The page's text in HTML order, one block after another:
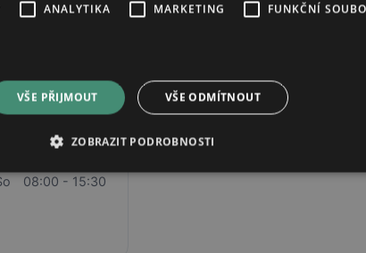
Po
08:00 - 18:30
08:00 - 18:30
St
08:00 - 18:30
08:00 - 18:30
08:00 - 15:30
ANALYTIKA MARKETING FUNKČNÍ
VŠE PŘIJMOUT VŠE ODMÍTNOUT
ZOBRAZIT PODROBNOSTI